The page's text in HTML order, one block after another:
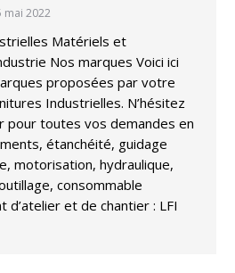
mai 2022
Matériels et
Nos marques Voici ici
proposées par votre
Industrielles. N’hésitez
pour toutes vos demandes en
étanchéité, guidage
motorisation, hydraulique,
consommable
d’atelier et de chantier : LFI